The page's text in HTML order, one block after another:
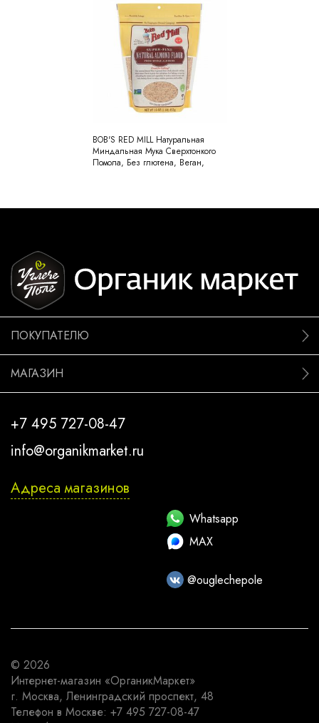
BOB'S RED MILL Натуральная
Миндальная Мука Сверхтонкого
Помола, Без глютена, Веган,
ПОКУПАТЕЛЮ
МАГАЗИН
+7 495 727-08-47
info@organikmarket.ru
Адреса магазинов
Whatsapp
MAX
@ouglechepole
© 2026
Интернет-магазин «ОрганикМаркет»
г. Москва, Ленинградский проспект, 48
Телефон в Москве: +7 495 727-08-47